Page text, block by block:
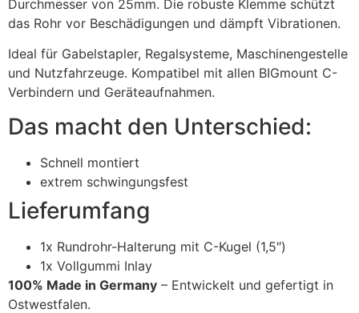
Durchmesser von 25mm. Die robuste Klemme schützt
das Rohr vor Beschädigungen und dämpft Vibrationen.
Ideal für Gabelstapler, Regalsysteme, Maschinengestelle
und Nutzfahrzeuge. Kompatibel mit allen BIGmount C-
Verbindern und Geräteaufnahmen.
Das macht den Unterschied:
Schnell montiert
extrem schwingungsfest
Lieferumfang
1x Rundrohr-Halterung mit C-Kugel (1,5″)
1x Vollgummi Inlay
100% Made in Germany – Entwickelt und gefertigt in
Ostwestfalen.